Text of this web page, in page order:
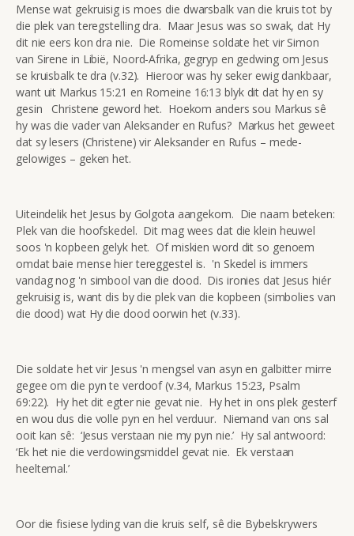
Mense wat gekruisig is moes die dwarsbalk van die kruis tot by
die plek van teregstelling dra. Maar Jesus was so swak, dat Hy
dit nie eers kon dra nie. Die Romeinse soldate het vir Simon
van Sirene in Libië, Noord-Afrika, gegryp en gedwing om Jesus
se kruisbalk te dra (v.32). Hieroor was hy seker ewig dankbaar,
want uit Markus 15:21 en Romeine 16:13 blyk dit dat hy en sy
gesin Christene geword het. Hoekom anders sou Markus sê
hy was die vader van Aleksander en Rufus? Markus het geweet
dat sy lesers (Christene) vir Aleksander en Rufus – mede-
gelowiges – geken het.
Uiteindelik het Jesus by Golgota aangekom. Die naam beteken:
Plek van die hoofskedel. Dit mag wees dat die klein heuwel
soos 'n kopbeen gelyk het. Of miskien word dit so genoem
omdat baie mense hier tereggestel is. 'n Skedel is immers
vandag nog 'n simbool van die dood. Dis ironies dat Jesus hiér
gekruisig is, want dis by die plek van die kopbeen (simbolies van
die dood) wat Hy die dood oorwin het (v.33).
Die soldate het vir Jesus 'n mengsel van asyn en galbitter mirre
gegee om die pyn te verdoof (v.34, Markus 15:23, Psalm
69:22). Hy het dit egter nie gevat nie. Hy het in ons plek gesterf
en wou dus die volle pyn en hel verduur. Niemand van ons sal
ooit kan sê: ‘Jesus verstaan nie my pyn nie.’ Hy sal antwoord:
‘Ek het nie die verdowingsmiddel gevat nie. Ek verstaan
heeltemal.’
Oor die fisiese lyding van die kruis self, sê die Bybelskrywers